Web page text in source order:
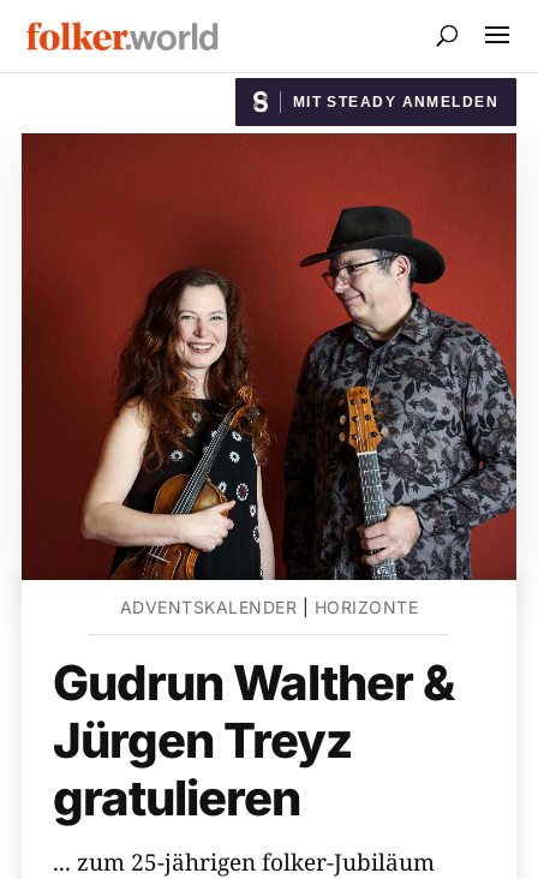
MIT STEADY ANMELDEN
ADVENTSKALENDER HORIZONTE
Gudrun Walther &
Jürgen Treyz
gratulieren
... zum 25-jährigen folker-Jubiläum